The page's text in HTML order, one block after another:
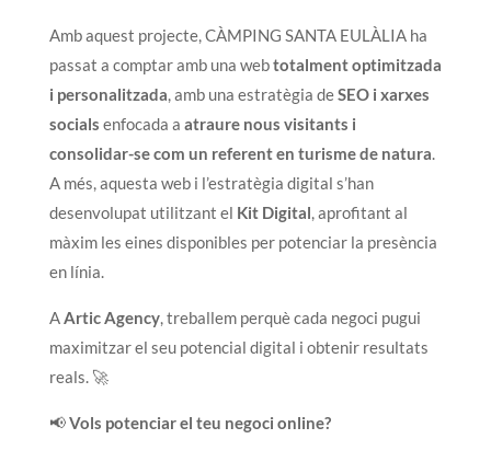
Amb aquest projecte, CÀMPING SANTA EULÀLIA ha
passat a comptar amb una webtotalment optimitzada
i personalitzada, amb una estratègia deSEO i xarxes
socials enfocada a atraure nous visitants i
consolidar-se com un referent en turisme de natura.
A més, aquesta web i l’estratègia digital s’han
desenvolupat utilitzant el Kit Digital, aprofitant al
màxim les eines disponibles per potenciar la presència
en línia.
AArtic Agency, treballem perquè cada negoci pugui
maximitzar el seu potencial digital i obtenir resultats
reals. 🚀
📢Vols potenciar el teu negoci online?